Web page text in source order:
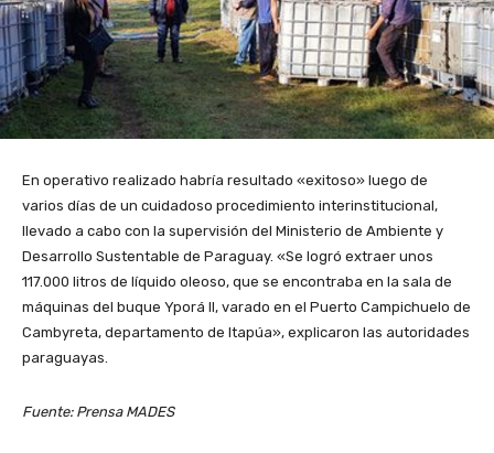
En operativo realizado habría resultado «exitoso» luego de
varios días de un cuidadoso procedimiento interinstitucional,
llevado a cabo con la supervisión del Ministerio de Ambiente y
Desarrollo Sustentable de Paraguay. «Se logró extraer unos
117.000 litros de líquido oleoso, que se encontraba en la sala de
máquinas del buque Yporá II, varado en el Puerto Campichuelo de
Cambyreta, departamento de Itapúa», explicaron las autoridades
paraguayas.
Fuente: Prensa MADES